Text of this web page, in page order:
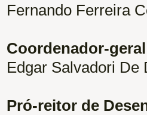
Fernando Ferreira
Coordenador-geral
Edgar Salvadori De
Pró-reitor de